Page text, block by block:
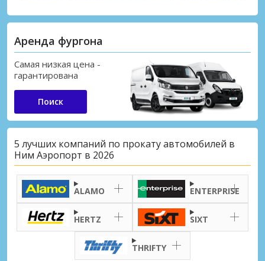
Аренда фургона
Самая низкая цена -
гарантирована
Поиск
5 лучших компаний по прокату автомобилей в
Ним Аэропорт в 2026
ALAMO ENTERPRISE
HERTZ SIXT
THRIFTY